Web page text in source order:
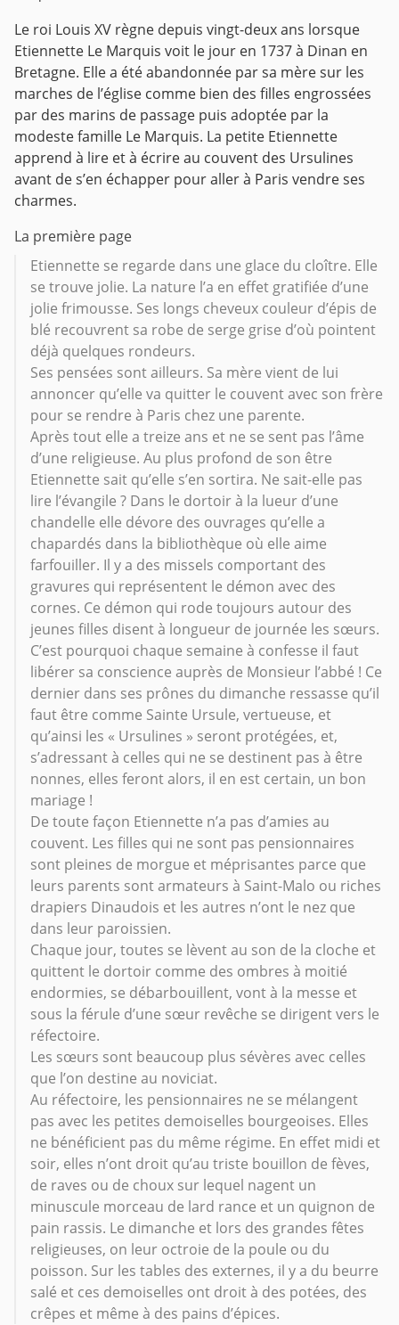
Le roi Louis XV règne depuis vingt-deux ans lorsque
Etiennette Le Marquis voit le jour en 1737 à Dinan en
Bretagne. Elle a été abandonnée par sa mère sur les
marches de l’église comme bien des filles engrossées
par des marins de passage puis adoptée par la
modeste famille Le Marquis. La petite Etiennette
apprend à lire et à écrire au couvent des Ursulines
avant de s’en échapper pour aller à Paris vendre ses
charmes.
La première page
Etiennette se regarde dans une glace du cloître. Elle
se trouve jolie. La nature l’a en effet gratifiée d’une
jolie frimousse. Ses longs cheveux couleur d’épis de
blé recouvrent sa robe de serge grise d’où pointent
déjà quelques rondeurs.
Ses pensées sont ailleurs. Sa mère vient de lui
annoncer qu’elle va quitter le couvent avec son frère
pour se rendre à Paris chez une parente.
Après tout elle a treize ans et ne se sent pas l’âme
d’une religieuse. Au plus profond de son être
Etiennette sait qu’elle s’en sortira. Ne sait-elle pas
lire l’évangile ? Dans le dortoir à la lueur d’une
chandelle elle dévore des ouvrages qu’elle a
chapardés dans la bibliothèque où elle aime
farfouiller. Il y a des missels comportant des
gravures qui représentent le démon avec des
cornes. Ce démon qui rode toujours autour des
jeunes filles disent à longueur de journée les sœurs.
C’est pourquoi chaque semaine à confesse il faut
libérer sa conscience auprès de Monsieur l’abbé ! Ce
dernier dans ses prônes du dimanche ressasse qu’il
faut être comme Sainte Ursule, vertueuse, et
qu’ainsi les « Ursulines » seront protégées, et,
s’adressant à celles qui ne se destinent pas à être
nonnes, elles feront alors, il en est certain, un bon
mariage !
De toute façon Etiennette n’a pas d’amies au
couvent. Les filles qui ne sont pas pensionnaires
sont pleines de morgue et méprisantes parce que
leurs parents sont armateurs à Saint-Malo ou riches
drapiers Dinaudois et les autres n’ont le nez que
dans leur paroissien.
Chaque jour, toutes se lèvent au son de la cloche et
quittent le dortoir comme des ombres à moitié
endormies, se débarbouillent, vont à la messe et
sous la férule d’une sœur revêche se dirigent vers le
réfectoire.
Les sœurs sont beaucoup plus sévères avec celles
que l’on destine au noviciat.
Au réfectoire, les pensionnaires ne se mélangent
pas avec les petites demoiselles bourgeoises. Elles
ne bénéficient pas du même régime. En effet midi et
soir, elles n’ont droit qu’au triste bouillon de fèves,
de raves ou de choux sur lequel nagent un
minuscule morceau de lard rance et un quignon de
pain rassis. Le dimanche et lors des grandes fêtes
religieuses, on leur octroie de la poule ou du
poisson. Sur les tables des externes, il y a du beurre
salé et ces demoiselles ont droit à des potées, des
crêpes et même à des pains d’épices.